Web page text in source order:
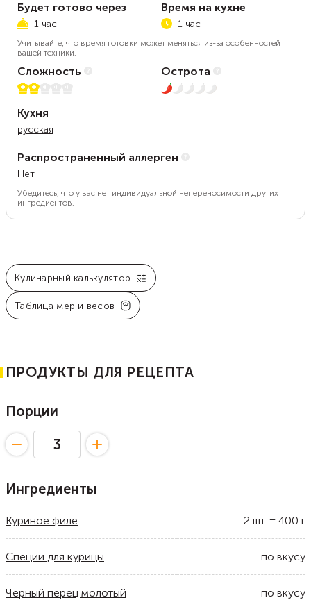
Будет готово через
1 час
Время на кухне
1 час
Учитывайте, что время готовки может меняться из-за особенностей
вашей техники.
Сложность
2 из 5
Острота
1 из 5
Кухня
русская
Распространенный аллерген
Нет
Убедитесь, что у вас нет индивидуальной непереносимости других
ингредиентов.
Кулинарный калькулятор
Таблица мер и весов
ПРОДУКТЫ ДЛЯ РЕЦЕПТА
Порции
Ингредиенты
Куриное филе 2 шт. = 400 г
Специи для курицы по вкусу
Черный перец молотый по вкусу